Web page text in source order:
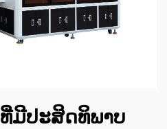
ມີປະສິດທິພາບ